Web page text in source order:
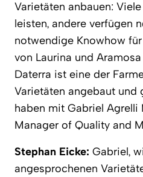
Varietäten anbauen:
leisten, andere verfügen
notwendige Knowhow
von Laurina und
Daterra ist eine der
Varietäten angebaut und
haben mit Gabriel Agrelli
Manager of Quality and
Stephan Eicke: Gabriel,
angesprochenen